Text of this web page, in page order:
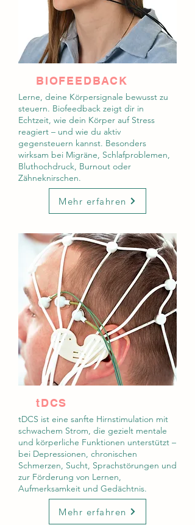
BIOFEEDBACK
Lerne, deine Körpersignale bewusst zu
steuern. Biofeedback zeigt dir in
Echtzeit, wie dein Körper auf Stress
reagiert – und wie du aktiv
gegensteuern kannst. Besonders
wirksam bei Migräne, Schlafproblemen,
Bluthochdruck, Burnout oder
Zähneknirschen.
Mehr erfahren
tDCS
tDCS ist eine sanfte Hirnstimulation mit
schwachem Strom, die gezielt mentale
und körperliche Funktionen unterstützt –
bei Depressionen, chronischen
Schmerzen, Sucht, Sprachstörungen und
zur Förderung von Lernen,
Aufmerksamkeit und Gedächtnis.
Mehr erfahren